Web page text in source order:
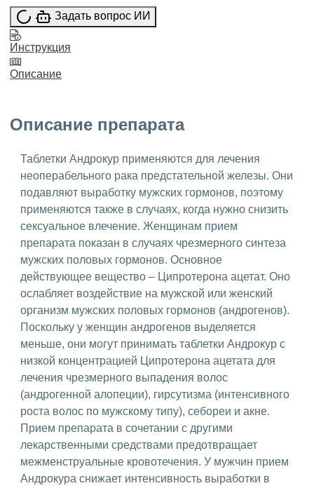
Задать вопрос ИИ
Инструкция
Описание
Описание препарата
Таблетки Андрокур применяются для лечения
неоперабельного рака предстательной железы. Они
подавляют выработку мужских гормонов, поэтому
применяются также в случаях, когда нужно снизить
сексуальное влечение. Женщинам прием
препарата показан в случаях чрезмерного синтеза
мужских половых гормонов. Основное
действующее вещество – Ципротерона ацетат. Оно
ослабляет воздействие на мужской или женский
организм мужских половых гормонов (андрогенов).
Поскольку у женщин андрогенов выделяется
меньше, они могут принимать таблетки Андрокур с
низкой концентрацией Ципротерона ацетата для
лечения чрезмерного выпадения волос
(андрогенной алопеции), гирсутизма (интенсивного
роста волос по мужскому типу), себореи и акне.
Прием препарата в сочетании с другими
лекарственными средствами предотвращает
межменструальные кровотечения. У мужчин прием
Андрокура снижает интенсивность выработки в